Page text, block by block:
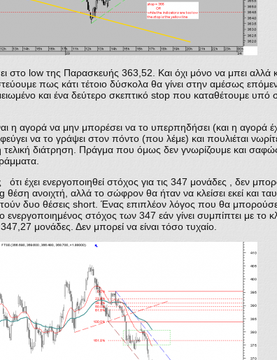
στο low της Παρασκευής 363,52. Και όχι μόνο να μπει αλλά
πως κάτι τέτοιο δύσκολα θα γίνει στην αμέσως
και ένα δεύτερο σκεπτικό stop που καταθέτουμε υπό
η αγορά να μην μπορέσει να το υπερπηδήσει (και η αγορά
να το γράψει στον πόντο (που λέμε) και πουλιέται
η τελική διάτρηση. Πράγμα που όμως δεν γνωρίζουμε και
έχει ενεργοποιηθεί στόχος για τις 347 μονάδες , δεν
ανοιχτή, αλλά το σώφρον θα ήταν να κλείσει εκεί και
δυο θέσεις short. Ένας επιπλέον λόγος που θα
ενεργοποιημένος στόχος των 347 εάν γίνει συμπίπτει με το
μονάδες. Δεν μπορεί να είναι τόσο τυχαίο.